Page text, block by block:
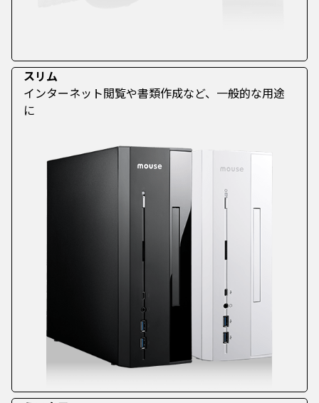
スリム
インターネット閲覧や書類作成など、一般的な用途
に